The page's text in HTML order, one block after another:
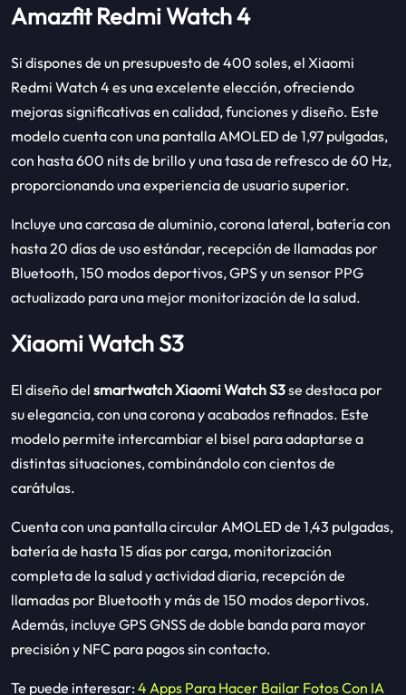
Amazfit Redmi Watch 4
Si dispones de un presupuesto de 400 soles, el Xiaomi
Redmi Watch 4 es una excelente elección, ofreciendo
mejoras significativas en calidad, funciones y diseño. Este
modelo cuenta con una pantalla AMOLED de 1,97 pulgadas,
con hasta 600 nits de brillo y una tasa de refresco de 60 Hz,
proporcionando una experiencia de usuario superior.
Incluye una carcasa de aluminio, corona lateral, batería con
hasta 20 días de uso estándar, recepción de llamadas por
Bluetooth, 150 modos deportivos, GPS y un sensor PPG
actualizado para una mejor monitorización de la salud.
Xiaomi Watch S3
El diseño del smartwatch Xiaomi Watch S3se destaca por
su elegancia, con una corona y acabados refinados. Este
modelo permite intercambiar el bisel para adaptarse a
distintas situaciones, combinándolo con cientos de
carátulas.
Cuenta con una pantalla circular AMOLED de 1,43 pulgadas,
batería de hasta 15 días por carga, monitorización
completa de la salud y actividad diaria, recepción de
llamadas por Bluetooth y más de 150 modos deportivos.
Además, incluye GPS GNSS de doble banda para mayor
precisión y NFC para pagos sin contacto.
Te puede interesar: 4 Apps Para Hacer Bailar Fotos Con IA